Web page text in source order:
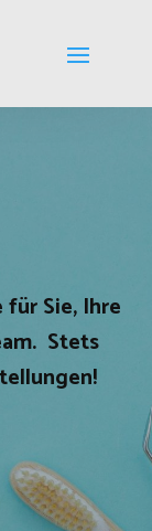
Sie, Ihre
Stets